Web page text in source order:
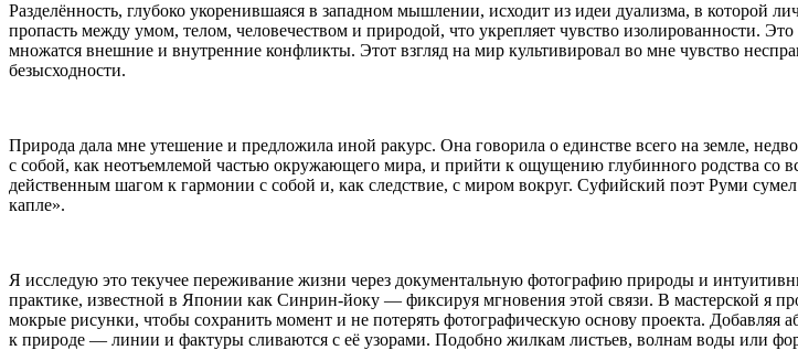
Разделённость, глубоко укоренившаяся в западном мышлении, исходит из идеи дуализма, в которой
пропасть между умом, телом, человечеством и природой, что укрепляет чувство изолированности.
множатся внешние и внутренние конфликты. Этот взгляд на мир культивировал во мне чувство
безысходности.
Природа дала мне утешение и предложила иной ракурс. Она говорила о единстве всего на земле,
с собой, как неотъемлемой частью окружающего мира, и прийти к ощущению глубинного родства со
действенным шагом к гармонии с собой и, как следствие, с миром вокруг. Суфийский поэт Руми
капле».
Я исследую это текучее переживание жизни через документальную фотографию природы и
практике, известной в Японии как Синрин-йоку — фиксируя мгновения этой связи. В мастерской я
мокрые рисунки, чтобы сохранить момент и не потерять фотографическую основу проекта. Добавляя
к природе — линии и фактуры сливаются с её узорами. Подобно жилкам листьев, волнам воды или